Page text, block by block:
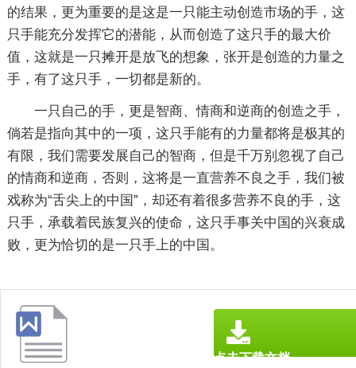
的结果，更为重要的是这是一只能主动创造市场的手，这
只手能充分发挥它的潜能，从而创造了这只手的最大价
值，这就是一只摊开是放飞的想象，张开是创造的力量之
手，有了这只手，一切都是新的。
一只自己的手，更是智商、情商和逆商的创造之手，
倘若是指向其中的一项，这只手能有的力量都将是极其的
有限，我们需要发展自己的智商，但是千万别忽视了自己
的情商和逆商，否则，这将是一直营养不良之手，我们被
戏称为“舌尖上的中国”，却还有着很多营养不良的手，这
只手，承载着民族复兴的使命，这只手事关中国的兴衰成
败，更为恰切的是一只手上的中国。
点击下载文档